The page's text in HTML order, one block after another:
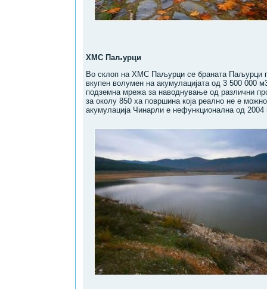
ХМС Паљурци
Во склоп на ХМС Паљурци се браната Паљурци
вкупен волумен на акумулацијата од 3 500 000
подземна мрежа за наводнување од различни
за околу 850 ха површина која реално не е
акумулација Чинарли е нефункционална од 2004